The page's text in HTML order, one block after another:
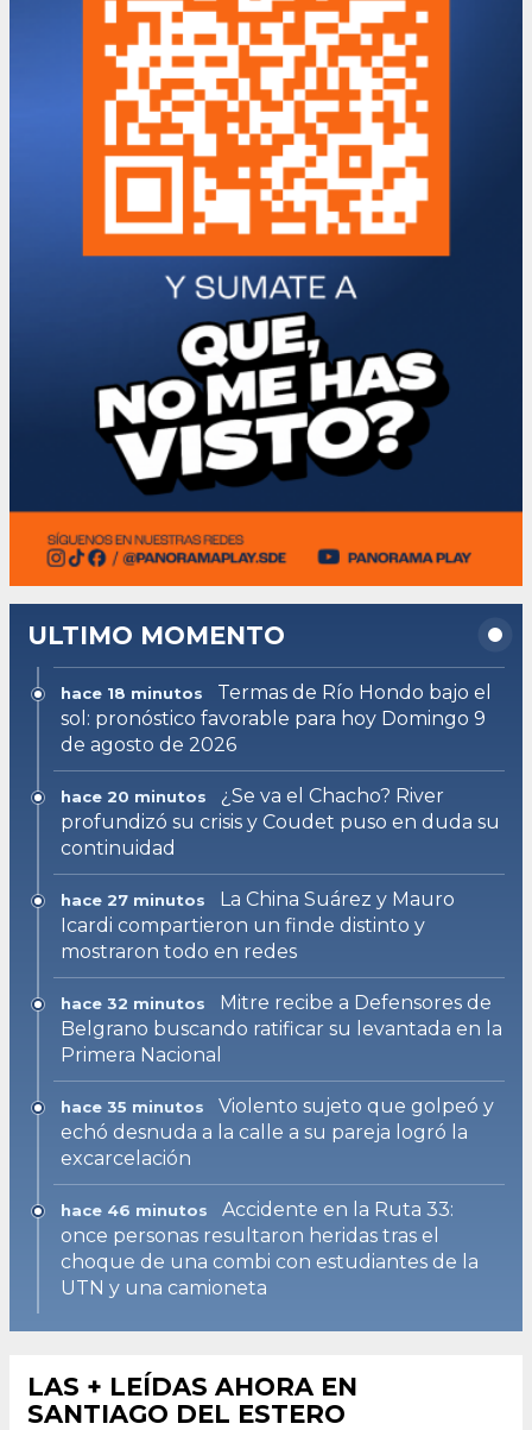
ULTIMO MOMENTO
hace 18 minutos
Termas de Río Hondo bajo el
sol: pronóstico favorable para hoy Domingo 9
de agosto de 2026
hace 20 minutos
¿Se va el Chacho? River
profundizó su crisis y Coudet puso en duda su
continuidad
hace 27 minutos
La China Suárez y Mauro
Icardi compartieron un finde distinto y
mostraron todo en redes
hace 32 minutos
Mitre recibe a Defensores de
Belgrano buscando ratificar su levantada en la
Primera Nacional
hace 35 minutos
Violento sujeto que golpeó y
echó desnuda a la calle a su pareja logró la
excarcelación
hace 46 minutos
Accidente en la Ruta 33:
once personas resultaron heridas tras el
choque de una combi con estudiantes de la
UTN y una camioneta
LAS + LEÍDAS AHORA EN
SANTIAGO DEL ESTERO